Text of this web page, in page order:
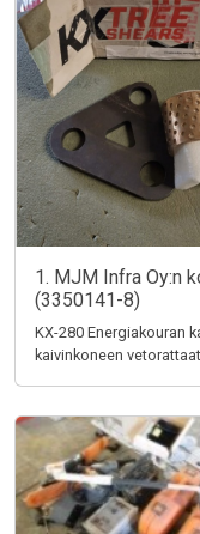
1. MJM Infra Oy:n
(3350141-8)
KX-280 Energiakouran
kaivinkoneen